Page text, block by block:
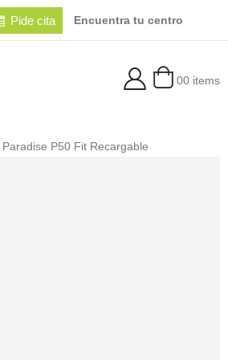
Pide cita Encuentra tu centro
00 items
P50 Fit Recargable